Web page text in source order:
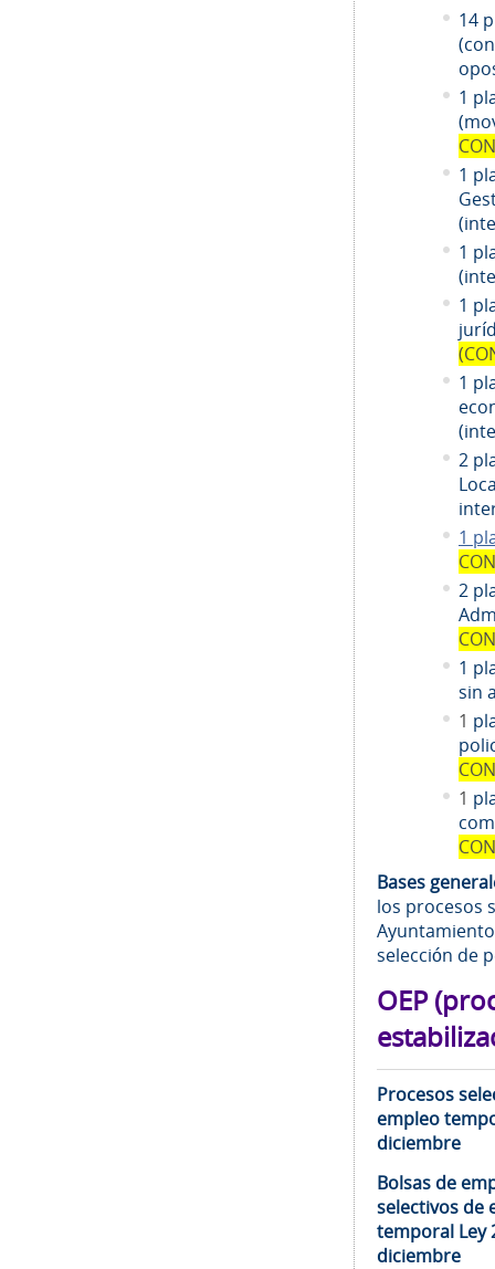
14
1
1
1
1
1
2
1
2
1
sin
1
1
Bases
los procesos
selección de
OEP
Procesos
empleo
diciembre
Bolsas de
selectivos de
temporal Ley
diciembre